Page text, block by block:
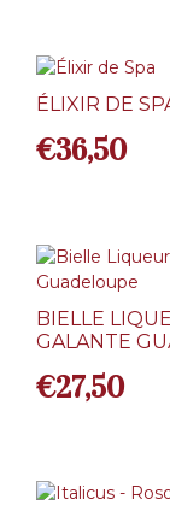
ÉLIXIR DE
€36,50
BIELLE
GALANTE
€27,50